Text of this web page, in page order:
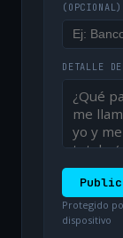
(OPCIONAL)
DETALLE
Protegido
dispositivo